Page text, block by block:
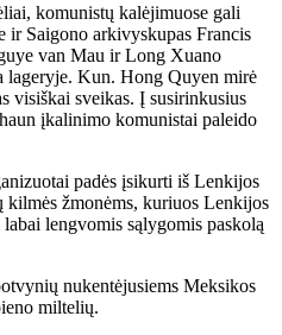
komunistų kalėjimuose gali
ir Saigono arkivyskupas Francis
van Mau ir Long Xuano
lageryje. Kun. Hong Quyen mirė
visiškai sveikas. Į susirinkusius
įkalinimo komunistai paleido
padės įsikurti iš Lenkijos
žmonėms, kuriuos Lenkijos
lengvomis sąlygomis paskolą
nukentėjusiems Meksikos
miltelių.